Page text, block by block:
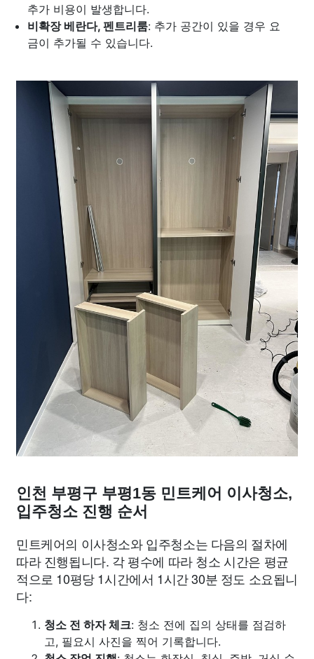
추가 비용이 발생합니다.
비확장 베란다, 펜트리룸: 추가 공간이 있을 경우 요
금이 추가될 수 있습니다.
인천 부평구 부평1동 민트케어 이사청소,
입주청소 진행 순서
민트케어의 이사청소와 입주청소는 다음의 절차에
따라 진행됩니다. 각 평수에 따라 청소 시간은 평균
적으로 10평당 1시간에서 1시간 30분 정도 소요됩니
다:
청소 전 하자 체크: 청소 전에 집의 상태를 점검하
고, 필요시 사진을 찍어 기록합니다.